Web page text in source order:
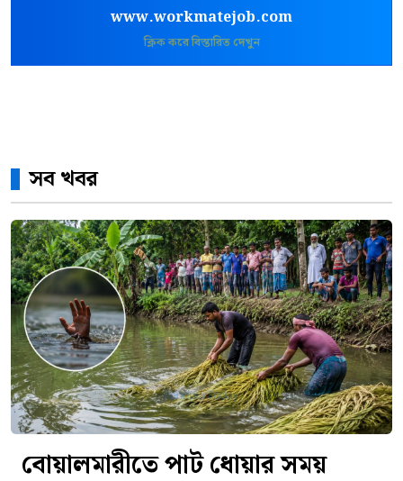
www.workmatejob.com
ক্লিক করে বিস্তারিত দেখুন
সব খবর
বোয়ালমারীতে পাট ধোয়ার সময়